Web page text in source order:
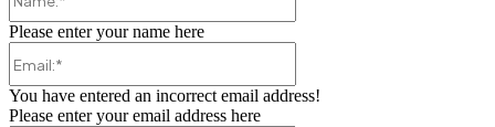
Please enter your name here
You have entered an incorrect email address!
Please enter your email address here